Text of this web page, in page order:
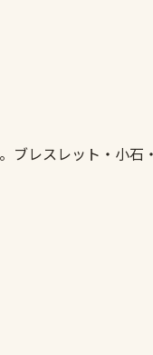
レスレット・小